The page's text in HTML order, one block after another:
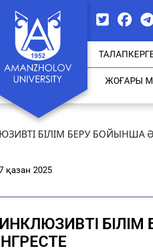
ЖОҒАРЫ
БІЛІМ БЕРУ БОЙЫНША
қазан 2025